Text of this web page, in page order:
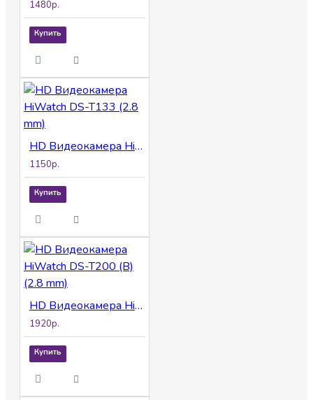
1480р.
Купить
HD Видеокамера HiWatch DS-T133 (2.8 mm)
1150р.
Купить
HD Видеокамера HiWatch DS-T200 (B) (2.8 mm)
1920р.
Купить